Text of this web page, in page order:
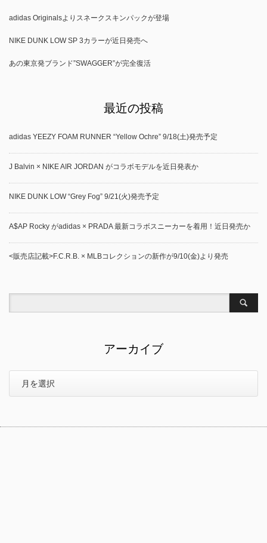
adidas Originalsよりスネークスキンパックが登場
NIKE DUNK LOW SP 3カラーが近日発売へ
あの東京発ブランド”SWAGGER”が完全復活
最近の投稿
adidas YEEZY FOAM RUNNER “Yellow Ochre” 9/18(土)発売予定
J Balvin × NIKE AIR JORDAN がコラボモデルを近日発表か
NIKE DUNK LOW “Grey Fog” 9/21(火)発売予定
A$AP Rocky がadidas × PRADA 最新コラボスニーカーを着用！近日発売か
<販売店記載>F.C.R.B. × MLBコレクションの新作が9/10(金)より発売
アーカイブ